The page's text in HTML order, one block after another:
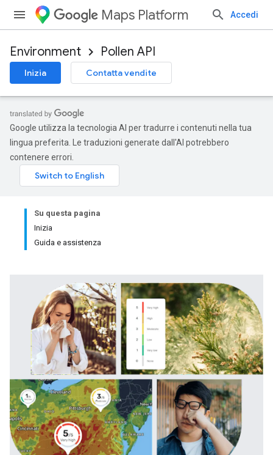
Maps Platform Accedi
Environment Pollen API
Inizia Contatta vendite
Google utilizza la tecnologia AI per tradurre i contenuti nella tua
lingua preferita. Le traduzioni generate dall'AI potrebbero
contenere errori.
Su questa pagina
Inizia
Guida e assistenza